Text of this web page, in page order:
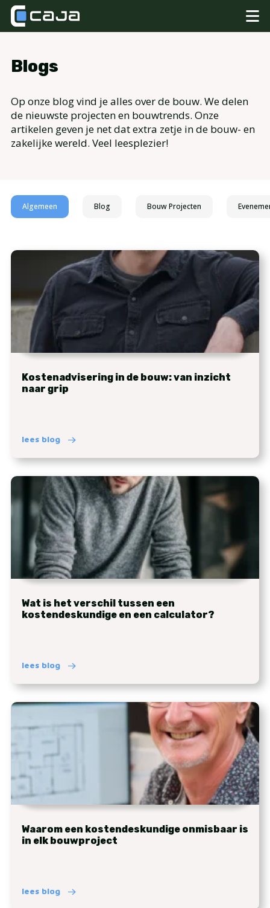
Blogs
Op onze blog vind je alles over de bouw. We delen
de nieuwste projecten en bouwtrends. Onze
artikelen geven je net dat extra zetje in de bouw- en
zakelijke wereld. Veel leesplezier!
Algemeen Blog Bouw Projecten
Kostenadvisering in de bouw: van inzicht
naar grip
lees blog
Wat is het verschil tussen een
kostendeskundige en een calculator?
lees blog
Waarom een kostendeskundige onmisbaar is
in elk bouwproject
lees blog